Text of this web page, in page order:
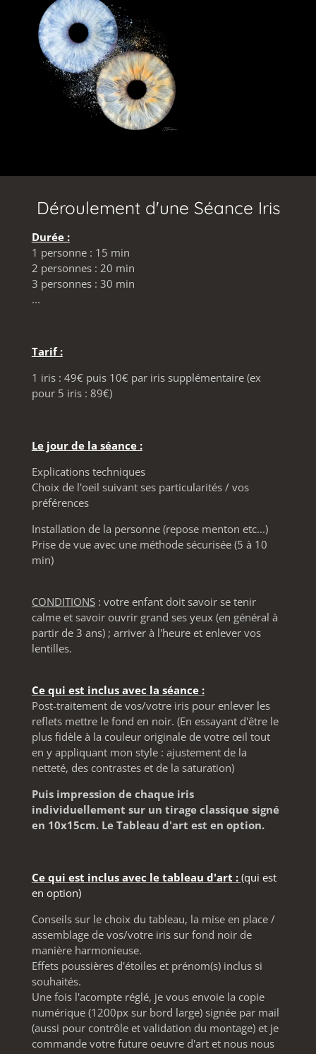
Déroulement d'une Séance Iris
Durée :
1 personne : 15 min
2 personnes : 20 min
3 personnes : 30 min
...
Tarif :
1 iris : 49€ puis 10€ par iris supplémentaire (ex
pour 5 iris : 89€)
Le jour de la séance :
Explications techniques
Choix de l'oeil suivant ses particularités / vos
préférences
Installation de la personne (repose menton etc...)
Prise de vue avec une méthode sécurisée (5 à 10
min)
CONDITIONS: votre enfant doit savoir se tenir
calme et savoir ouvrir grand ses yeux (en général à
partir de 3 ans) ; arriver à l'heure et enlever vos
lentilles.
Ce qui est inclus avec la séance :
Post-traitement de vos/votre iris pour enlever les
reflets mettre le fond en noir. (En essayant d'être le
plus fidèle à la couleur originale de votre œil tout
en y appliquant mon style : ajustement de la
netteté, des contrastes et de la saturation)
Puis impression de chaque iris
individuellement sur un tirage classique signé
en 10x15cm. Le Tableau d'art est en option.
Ce qui est inclus avec le tableau d'art : (qui est
en option)
Conseils sur le choix du tableau, la mise en place /
assemblage de vos/votre iris sur fond noir de
manière harmonieuse.
Effets poussières d'étoiles et prénom(s) inclus si
souhaités.
Une fois l'acompte réglé, je vous envoie la copie
numérique (1200px sur bord large) signée par mail
(aussi pour contrôle et validation du montage) et je
commande votre future oeuvre d'art et nous nous